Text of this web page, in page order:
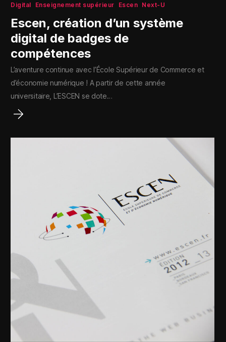
Digital Enseignement supérieur Escen Next-U
Escen, création d’un système
digital de badges de
compétences
L’aventure continue avec l’École Supérieur de Commerce et
d’économie numérique ! A partir de cette année
universitaire, L’ESCEN se dote…